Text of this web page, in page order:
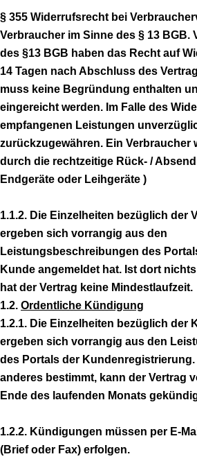
§ 355 Widerrufsrecht bei
Verbraucher im Sinne des § 13 BGB.
des §13 BGB haben das Recht auf
14 Tagen nach Abschluss des
muss keine Begründung enthalten
eingereicht werden. Im Falle des
empfangenen Leistungen
zurückzugewähren. Ein Verbraucher
durch die rechtzeitige Rück- /
Endgeräte oder Leihgeräte )
1.1.2. Die Einzelheiten bezüglich der
ergeben sich vorrangig aus den
Leistungsbeschreibungen des
Kunde angemeldet hat. Ist dort
hat der Vertrag keine Mindestlaufzeit.
1.2. Ordentliche Kündigung
1.2.1. Die Einzelheiten bezüglich der
ergeben sich vorrangig aus den
des Portals der
anderes bestimmt, kann der Vertrag
Ende des laufenden Monats
1.2.2. Kündigungen müssen per E-
(Brief oder Fax) erfolgen.